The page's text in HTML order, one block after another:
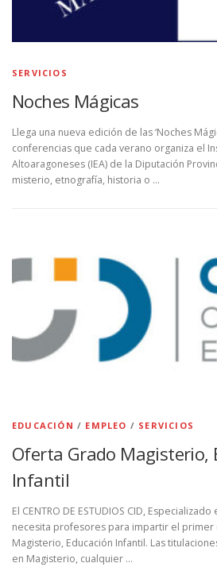
SERVICIOS
Noches Mágicas
Llega una nueva edición de las ‘Noches
conferencias que cada verano organiza el
Altoaragoneses (IEA) de la Diputación
misterio, etnografía, historia o …
EDUCACIÓN / EMPLEO / SERVICIOS
Oferta Grado Magisterio,
Infantil
El CENTRO DE ESTUDIOS CID,
necesita profesores para impartir el primer
Magisterio, Educación Infantil. Las
en Magisterio, cualquier …